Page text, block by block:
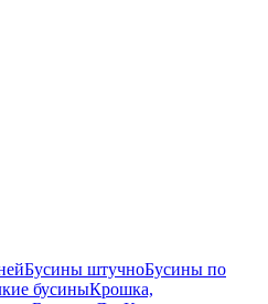
Бусины штучноБусины по
бусиныКрошка,